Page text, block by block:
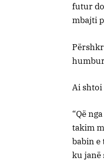
futur
mbajti
Ai shtoi
“Që
takim
babin e
ku janë